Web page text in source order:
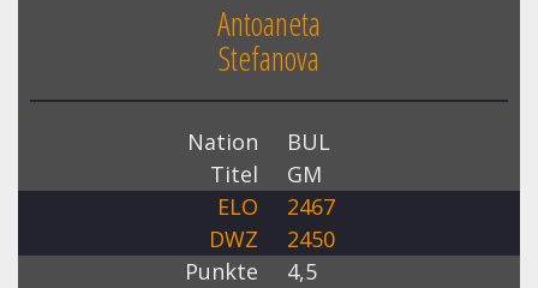
Antoaneta
Stefanova
Nation
BUL
Titel
GM
ELO
2467
DWZ
2450
Punkte
4,5